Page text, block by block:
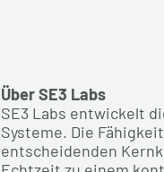
Über SE3 Labs
SE3 Labs entwickelt
Systeme. Die
entscheidenden